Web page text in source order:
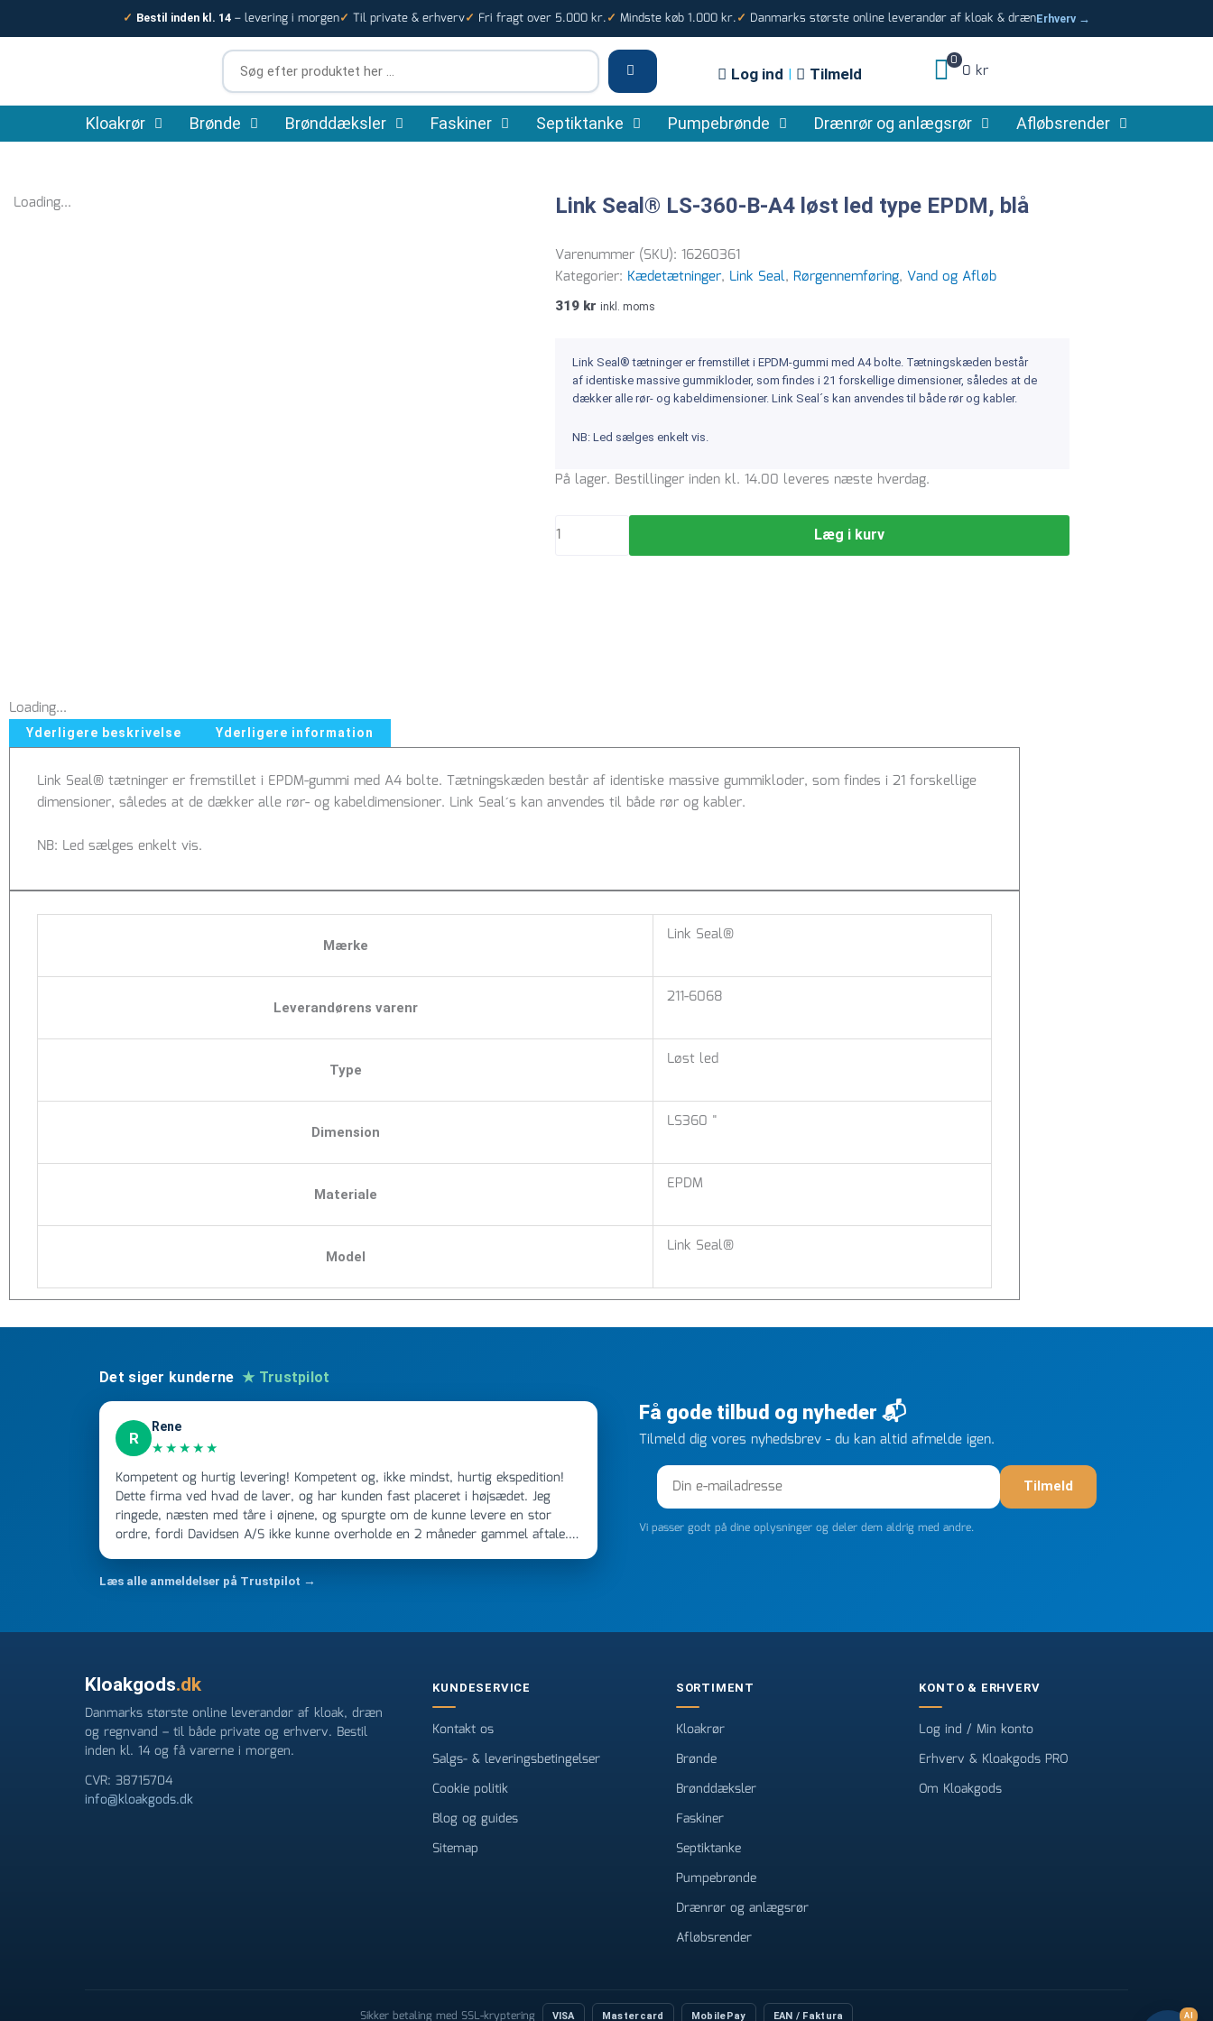
til
✓ Bestil inden kl. 14 – levering i morgen✓ Til private & erhverv✓ Fri fragt over 5.000 kr. ✓ Mindste køb 1.000 kr. ✓ Danmarks største online leverandør af kloak & drænErhverv →
Søg
efter
produktet
her
…
Log ind | Tilmeld
0
0 kr
Kloakrør Brønde Brønddæksler Faskiner Septiktanke Pumpebrønde Drænrør og anlægsrør Afløbsrender
Loading... Link Seal® LS-360-B-A4 løst led type EPDM, blå
Varenummer (SKU): 16260361
Kategorier: Kædetætninger, Link Seal, Rørgennemføring, Vand og Afløb
319 kr inkl. moms
Link Seal® tætninger er fremstillet i EPDM-gummi med A4 bolte. Tætningskæden består
af identiske massive gummikloder, som findes i 21 forskellige dimensioner, således at de
dækker alle rør- og kabeldimensioner. Link Seal´s kan anvendes til både rør og kabler.
NB: Led sælges enkelt vis.
På lager. Bestillinger inden kl. 14.00 leveres næste hverdag.
Link
360-
Læg i kurv
Loading...
Yderligere beskrivelse Yderligere information
Link Seal® tætninger er fremstillet i EPDM-gummi med A4 bolte. Tætningskæden består af identiske massive gummikloder, som findes i 21 forskellige
dimensioner, således at de dækker alle rør- og kabeldimensioner. Link Seal´s kan anvendes til både rør og kabler.
NB: Led sælges enkelt vis.
Mærke Link Seal®
Leverandørens varenr 211-6068
Type Løst led
Dimension LS360 "
Materiale EPDM
Model Link Seal®
Det siger kunderne ★ Trustpilot
R
Rene
★★★★★
Kompetent og hurtig levering! Kompetent og, ikke mindst, hurtig ekspedition!
Dette firma ved hvad de laver, og har kunden fast placeret i højsædet. Jeg
ringede, næsten med tåre i øjnene, og spurgte om de kunne levere en stor
ordre, fordi Davidsen A/S ikke kunne overholde en 2 måneder gammel aftale.
ikke få armene ned, og næste gang jeg skal bruge noget, vil jeg ringe til dem
FØRST. De varmeste og venligste hilsner fra Rene
Læs alle anmeldelser på Trustpilot →
Få gode tilbud og nyheder 📬
Tilmeld dig vores nyhedsbrev - du kan altid afmelde igen.
Tilmeld
Vi passer godt på dine oplysninger og deler dem aldrig med andre.
Kloakgods.dk
Danmarks største online leverandør af kloak, dræn
og regnvand – til både private og erhverv. Bestil
inden kl. 14 og få varerne i morgen.
CVR: 38715704
info@kloakgods.dk
KUNDESERVICE
Kontakt os
Salgs- & leveringsbetingelser
Cookie politik
Blog og guides
Sitemap
SORTIMENT
Kloakrør
Brønde
Brønddæksler
Faskiner
Septiktanke
Pumpebrønde
Drænrør og anlægsrør
Afløbsrender
KONTO & ERHVERV
Log ind / Min konto
Erhverv & Kloakgods PRO
Om Kloakgods
Sikker betaling med SSL-kryptering VISA Mastercard MobilePay EAN / Faktura AI